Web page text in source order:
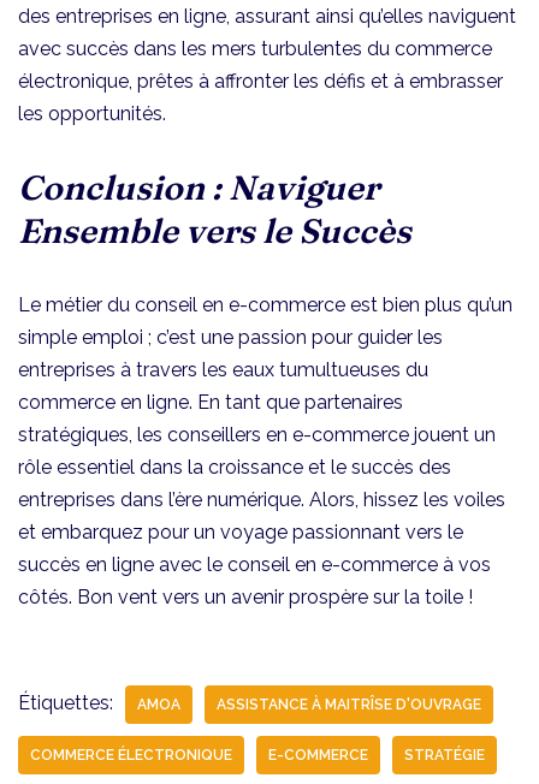
des entreprises en ligne, assurant ainsi qu’elles naviguent
avec succès dans les mers turbulentes du commerce
électronique, prêtes à affronter les défis et à embrasser
les opportunités.
Conclusion : Naviguer
Ensemble vers le Succès
Le métier du conseil en e-commerce est bien plus qu’un
simple emploi ; c’est une passion pour guider les
entreprises à travers les eaux tumultueuses du
commerce en ligne. En tant que partenaires
stratégiques, les conseillers en e-commerce jouent un
rôle essentiel dans la croissance et le succès des
entreprises dans l’ère numérique. Alors, hissez les voiles
et embarquez pour un voyage passionnant vers le
succès en ligne avec le conseil en e-commerce à vos
côtés. Bon vent vers un avenir prospère sur la toile !
Étiquettes: AMOA ASSISTANCE À MAITRÎSE D'OUVRAGE
COMMERCE ÉLECTRONIQUE E-COMMERCE STRATÉGIE